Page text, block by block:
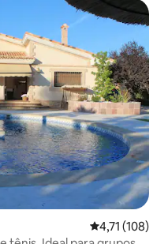
4,71 de uma
4,71 (108)